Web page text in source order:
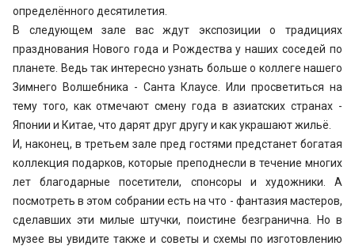
определённого десятилетия.
В следующем зале вас ждут экспозиции о традициях
празднования Нового года и Рождества у наших соседей по
планете. Ведь так интересно узнать больше о коллеге нашего
Зимнего Волшебника - Санта Клаусе. Или просветиться на
тему того, как отмечают смену года в азиатских странах -
Японии и Китае, что дарят друг другу и как украшают жильё.
И, наконец, в третьем зале пред гостями предстанет богатая
коллекция подарков, которые преподнесли в течение многих
лет благодарные посетители, спонсоры и художники. А
посмотреть в этом собрании есть на что - фантазия мастеров,
сделавших эти милые штучки, поистине безгранична. Но в
музее вы увидите также и советы и схемы по изготовлению